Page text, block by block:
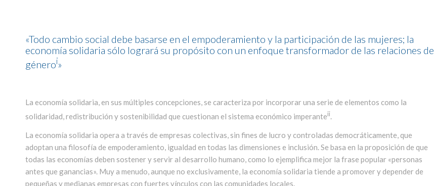
«Todo cambio social debe basarse en el empoderamiento y la participación de las mujeres; la
economía solidaria sólo logrará su propósito con un enfoque transformador de las relaciones de
géneroi»
La economía solidaria, en sus múltiples concepciones, se caracteriza por incorporar una serie de elementos como la
solidaridad, redistribución y sostenibilidad que cuestionan el sistema económico imperanteii.
La economía solidaria opera a través de empresas colectivas, sin fines de lucro y controladas democráticamente, que
adoptan una filosofía de empoderamiento, igualdad en todas las dimensiones e inclusión. Se basa en la proposición de que
todas las economías deben sostener y servir al desarrollo humano, como lo ejemplifica mejor la frase popular «personas
antes que ganancias». Muy a menudo, aunque no exclusivamente, la economía solidaria tiende a promover y depender de
pequeñas y medianas empresas con fuertes vínculos con las comunidades locales.